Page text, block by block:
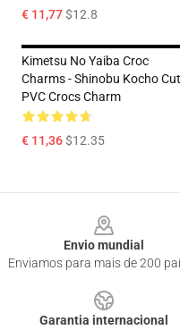
€ 11,77$12.8
Kimetsu No Yaiba Croc
Charms - Shinobu Kocho
PVC Crocs Charm
€ 11,36$12.35
Envio mundial
Enviamos para mais de 200
Garantia internacional